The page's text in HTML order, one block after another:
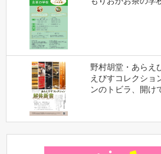
野村胡堂・あらえ
えびすコレクショ
ンのトビラ、開け